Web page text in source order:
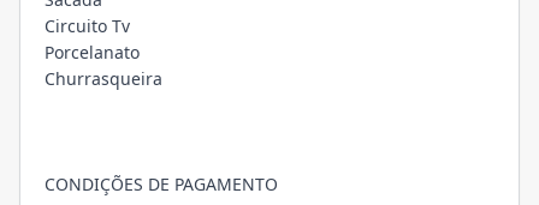
Circuito Tv
Porcelanato
Churrasqueira
CONDIÇÕES DE PAGAMENTO